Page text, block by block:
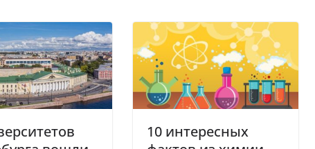
10 интересных